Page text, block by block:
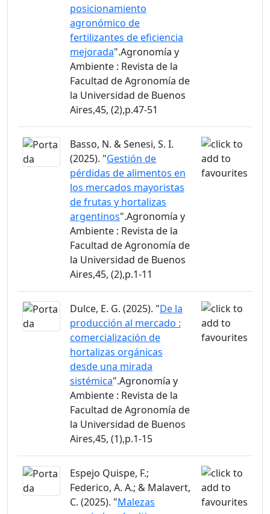
posicionamiento
agronómico de
fertilizantes de eficiencia
mejorada".Agronomía y
Ambiente : Revista de la
Facultad de Agronomía de
la Universidad de Buenos
Aires,45, (2),p.47-51
Basso, N. & Senesi, S. I.
(2025). "Gestión de
pérdidas de alimentos en
los mercados mayoristas
de frutas y hortalizas
argentinos".Agronomía y
Ambiente : Revista de la
Facultad de Agronomía de
la Universidad de Buenos
Aires,45, (2),p.1-11
Dulce, E. G. (2025). "De la
producción al mercado :
comercialización de
hortalizas orgánicas
desde una mirada
sistémica".Agronomía y
Ambiente : Revista de la
Facultad de Agronomía de
la Universidad de Buenos
Aires,45, (1),p.1-15
Espejo Quispe, F.;
Federico, A. A.; & Malavert,
C. (2025). "Malezas